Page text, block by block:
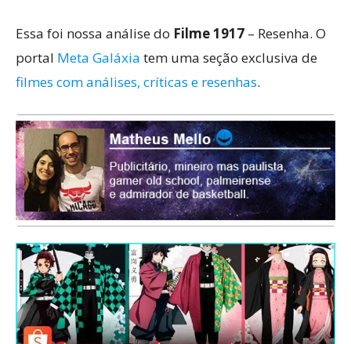
Essa foi nossa análise do Filme 1917 – Resenha. O
portal Meta Galáxia tem uma seção exclusiva de
filmes com análises, críticas e resenhas.